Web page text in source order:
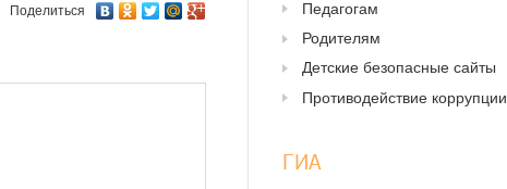
Поделиться
Педагогам
Родителям
Детские безопасные сайты
Противодействие коррупции
ГИА